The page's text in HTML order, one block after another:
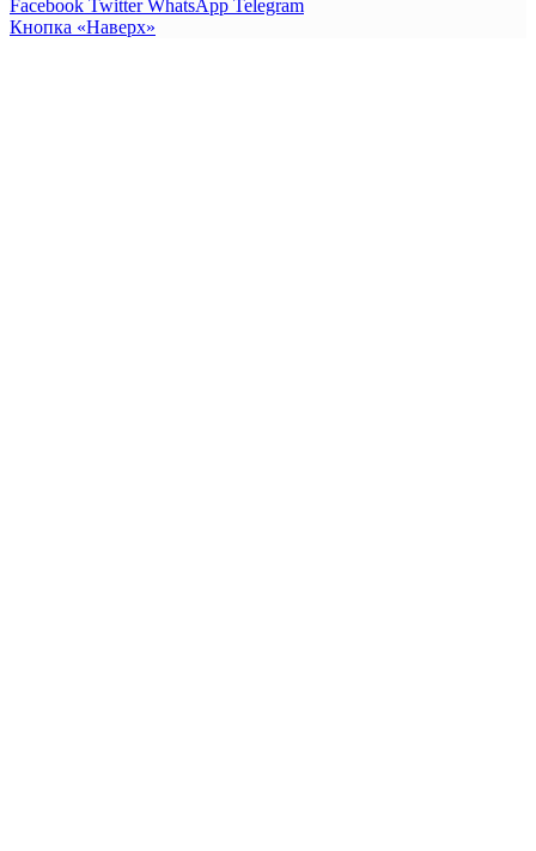
Facebook Twitter WhatsApp Telegram
Кнопка «Наверх»